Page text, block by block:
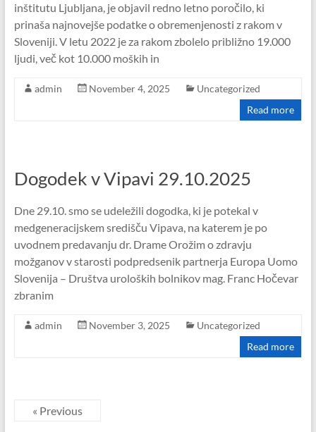
inštitutu Ljubljana, je objavil redno letno poročilo, ki
prinaša najnovejše podatke o obremenjenosti z rakom v
Sloveniji. V letu 2022 je za rakom zbolelo približno 19.000
ljudi, več kot 10.000 moških in
admin November 4, 2025
Uncategorized
Read more
Dogodek v Vipavi 29.10.2025
Dne 29.10. smo se udeležili dogodka, ki je potekal v
medgeneracijskem središču Vipava, na katerem je po
uvodnem predavanju dr. Drame Orožim o zdravju
možganov v starosti podpredsenik partnerja Europa Uomo
Slovenija – Društva uroloških bolnikov mag. Franc Hočevar
zbranim
admin November 3, 2025
Uncategorized
Read more
« Previous